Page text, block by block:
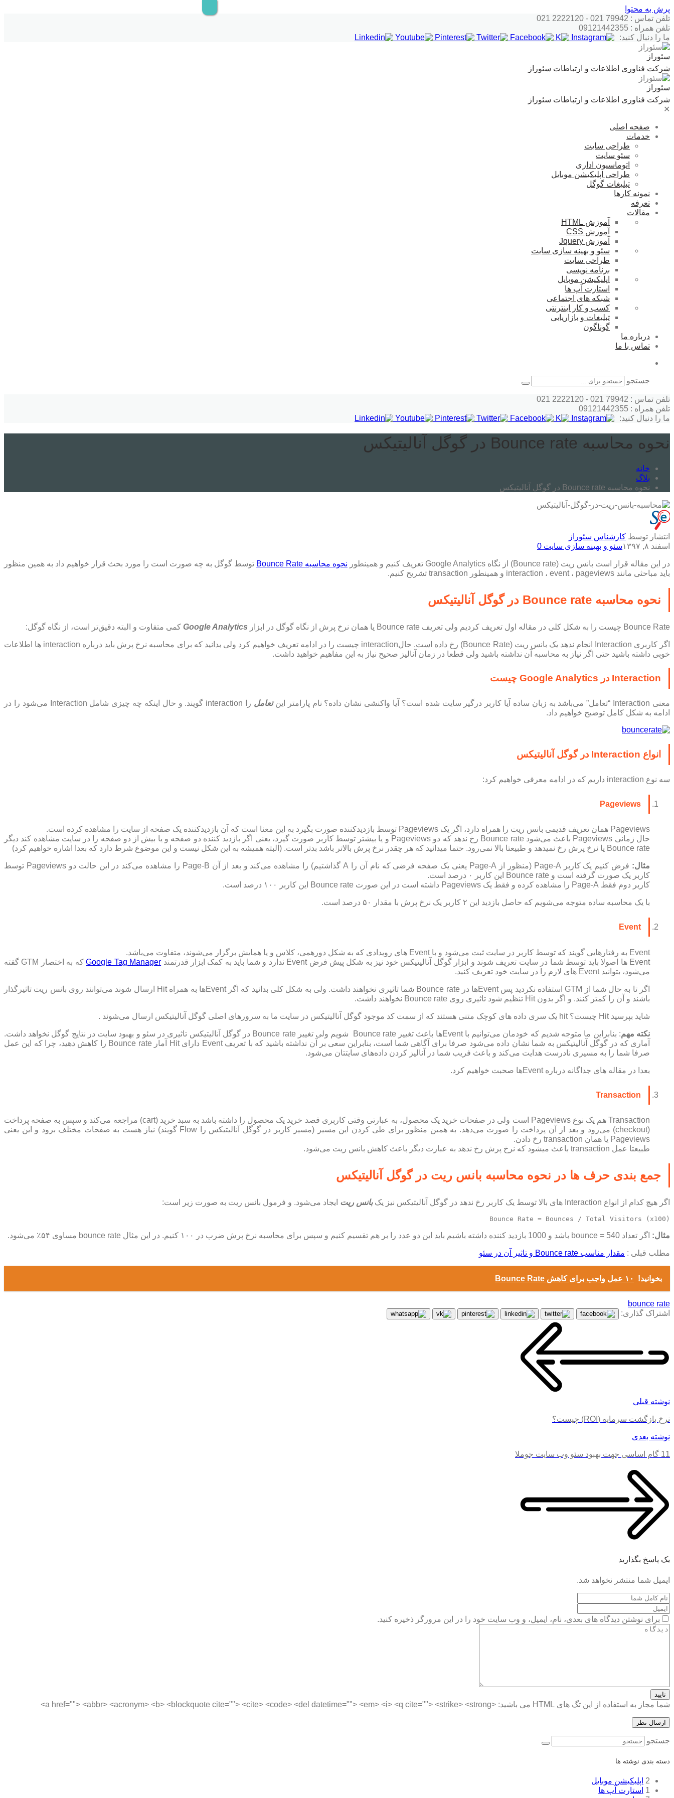
پرش به محتوا
تلفن تماس : 79942 021 - 2222120 021
تلفن همراه : 09121442355
ما را دنبال کنید:
سئوراز
شرکت فناوری اطلاعات و ارتباطات سئوراز
سئوراز
شرکت فناوری اطلاعات و ارتباطات سئوراز
✕
صفحه اصلی
خدمات
طراحی سایت
سئو سایت
اتوماسیون اداری
طراحی اپلیکیشن موبایل
تبلیغات گوگل
نمونه کارها
تعرفه
مقالات
آموزش HTML
آموزش CSS
آموزش Jquery
سئو و بهینه سازی سایت
طراحی سایت
برنامه نویسی
اپلیکیشن موبایل
استارت آپ ها
شبکه های اجتماعی
کسب و کار اینترنتی
تبلیغات و بازاریابی
گوناگون
درباره ما
تماس با ما
جستجو
تلفن تماس : 79942 021 - 2222120 021
تلفن همراه : 09121442355
ما را دنبال کنید:
نحوه محاسبه Bounce rate در گوگل آنالیتیکس
خانه
بلاگ
نحوه محاسبه Bounce rate در گوگل آنالیتیکس
انتشار توسط کارشناس سئوراز
اسفند ۸, ۱۳۹۷
سئو و بهینه سازی سایت
در این مقاله قرار است بانس ریت (Bounce rate) از نگاه Google Analytics تعریف کنیم و همینطور نحوه محاسبه Bounce Rate
توسط گوگل به چه صورت است را مورد بحث قرار خواهیم داد به همین منظور
باید مباحثی مانند interaction ، event ، pageviews و همینطور transaction تشریح کنیم.
نحوه محاسبه Bounce rate در گوگل آنالیتیکس
Bounce Rate چیست را به شکل کلی در مقاله اول تعریف کردیم ولی تعریف Bounce rate یا همان نرخ پرش از نگاه گوگل در ابزار Google Analytics کمی متفاوت و البته دقیق‌تر است، از نگاه گوگل:
اگر کاربری Interaction انجام ندهد یک بانس ریت (Bounce Rate) رخ داده است. حالinteraction چیست را در ادامه تعریف خواهیم کرد ولی بدانید که برای محاسبه نرخ پرش باید درباره interaction ها اطلاعات
خوبی داشته باشید حتی اگر نیاز به محاسبه آن نداشته باشید ولی قطعا در زمان آنالیز صحیح نیاز به این مفاهیم خواهید داشت.
Interaction در Google Analytics چیست
معنی Interaction “تعامل” می‌باشد به زبان ساده آیا کاربر درگیر سایت شده است؟ آیا واکنشی نشان داده؟ نام پارامتر اینتعامل
را interaction گویند. و حال اینکه چه چیزی شامل Interaction می‌شود را در
ادامه به شکل کامل توضیح خواهیم داد.
انواع Interaction در گوگل آنالیتیکس
سه نوع interaction داریم که در ادامه معرفی خواهیم کرد:
Pageviews
Pageviews همان تعریف قدیمی بانس ریت را همراه دارد، اگر یک Pageviews توسط بازدیدکننده صورت بگیرد به این معنا است که آن بازدیدکننده یک صفحه از سایت را مشاهده کرده است.
حال زمانی Pageviews باعث می‌شود Bounce rate رخ ندهد که دو Pageviews و یا بیشتر توسط کاربر صورت گیرد، یعنی اگر بازدید کننده دو صفحه و یا بیش از دو صفحه را در سایت مشاهده کند دیگر
Bounce rate یا نرخ پرش رخ نمیدهد و طبیعتا بالا نمی‌رود. حتما میدانید که
هر چقدر نرخ پرش بالاتر باشد بدتر است. (البته همیشه به این شکل نیست و این موضوع شرط دارد که بعدا اشاره خواهیم کرد)
مثال:
فرض کنیم یک کاربر Page-A (منظور از Page-A یعنی یک صفحه فرضی که نام آن را A گذاشتیم) را مشاهده می‌کند و بعد از آن Page-B را مشاهده می‌کند در این حالت دو Pageviews توسط
کاربر یک صورت گرفته است و Bounce rate این کاربر ۰ درصد است.
کاربر دوم فقط Page-A را مشاهده کرده و فقط یک Pageviews داشته است در این صورت Bounce rate این کاربر ۱۰۰ درصد است.
با یک محاسبه ساده متوجه می‌شویم که حاصل بازدید این ۲ کاربر یک نرخ پرش با مقدار ۵۰ درصد است.
Event
Event به رفتارهایی گویند که توسط کاربر در سایت ثبت می‌شود و با Event های رویدادی که به شکل دورهمی، کلاس و یا همایش برگزار می‌شوند، متفاوت می‌باشد.
Event ها اصولا باید توسط شما در سایت تعریف شوند
و ابزار گوگل آنالیتیکس خود نیز به شکل پیش فرض Event ندارد و شما باید به کمک ابزار قدرتمند Google Tag Manager
که به اختصار GTM گفته
می‌شود، بتوانید Event های لازم را در سایت خود تعریف کنید.
اگر تا به حال شما از GTM استفاده نکردید پس Eventها در Bounce rate شما تاثیری نخواهند داشت. ولی به شکل کلی بدانید که
اگر Eventها به همراه Hit ارسال شوند می‌توانند روی بانس ریت تاثیرگذار
باشند و آن را کمتر کنند. و اگر بدون Hit تنظیم شود تاثیری روی Bounce rate نخواهند داشت.
شاید بپرسید Hit چیست؟ hit یک سری داده های کوچک متنی هستند که از سمت کد موجود گوگل آنالیتیکس در سایت ما به سرورهای اصلی گوگل آنالیتیکس ارسال می‌شوند .
نکته مهم
: بنابراین ما متوجه شدیم که خودمان می‌توانیم با Eventها باعث تغییر Bounce rate شویم ولی تغییر Bounce rate در گوگل آنالیتیکس تاثیری در سئو و بهبود سایت در نتایج گوگل نخواهد داشت.
آماری که در گوگل آنالیتیکس به شما نشان داده می‌شود صرفا برای آگاهی شما است، بنابراین سعی بر آن نداشته باشید که با تعریف Event دارای Hit آمار Bounce rate را کاهش دهید، چرا که این عمل
صرفا شما را به مسیری نادرست هدایت می‌کند و باعث فریب شما در آنالیز کردن داده‌های سایتتان می‌شود.
بعدا در مقاله های جداگانه درباره Eventها صحبت خواهیم کرد.
Transaction
Transaction هم یک نوع Pageviews است ولی در صفحات خرید یک محصول، به عبارتی وقتی کاربری قصد خرید یک محصول را داشته باشد به سبد خرید (cart) مراجعه می‌کند و سپس به صفحه پرداخت
(checkout) می‌رود و بعد از آن پرداخت را صورت می‌دهد. به همین منظور برای طی کردن این مسیر (مسیر کاربر در گوگل آنالیتیکس را Flow گویند) نیاز هست به صفحات مختلف برود و این یعنی
Pageviews یا همان transaction رخ دادن.
طبیعتا عمل transaction باعث میشود که نرخ پرش رخ ندهد به عبارت دیگر باعث کاهش بانس ریت می‌شود.
جمع بندی حرف ها در نحوه محاسبه بانس ریت در گوگل آنالیتیکس
اگر هیچ کدام از انواع Interaction های بالا توسط یک کاربر رخ ندهد در گوگل آنالیتیکس نیز یک بانس ریت ایجاد می‌شود. و فرمول بانس ریت به صورت زیر است:
Bounce Rate = Bounces / Total Visitors (x100)
مثال: اگر تعداد bounce = 540 باشد و 1000 بازدید کننده داشته باشیم باید این دو عدد را بر هم تقسیم کنیم و سپس برای محاسبه نرخ پرش ضرب در ۱۰۰ کنیم. در این مثال bounce rate مساوی ۵۴٪ می‌شود.
مطلب قبلی : مقدار مناسب Bounce rate و تاثیر آن در سئو
بخوانید! ۱۰ عمل واجب برای کاهش Bounce Rate
bounce rate
اشتراک گذاری:
نوشته قبلی
نرخ بازگشت سرمایه (ROI) چیست؟
نوشته بعدی
11 گام اساسی جهت بهبود سئو وب سایت جوملا
یک پاسخ بگذارید
ایمیل شما منتشر نخواهد شد.
برای نوشتن دیدگاه های بعدی، نام، ایمیل، و وب سایت خود را در این مرورگر ذخیره کنید.
تایید
شما مجاز به استفاده از این تگ های HTML می باشید: <a href=""> <abbr> <acronym> <b> <blockquote cite=""> <cite> <code> <del datetime=""> <em> <i> <q cite=""> <strike> <strong>
جستجو
دسته بندی نوشته ها
2 اپلیکیشن موبایل
1 استارت آپ ها